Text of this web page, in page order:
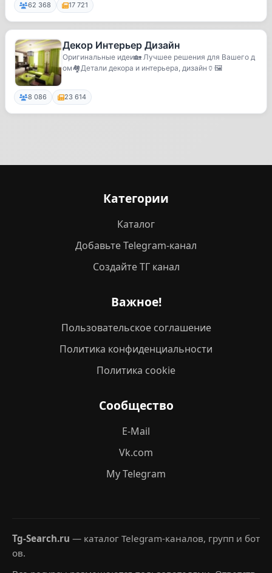
62 368 17 721
Декор Интерьер Дизайн
Оригинальные идеи🏡 Лучшее решения для Вашего д
ом🏘Детали декора и интерьера, дизайн🏺🖼
8 086 23 614
Категории
Каталог
Добавьте Telegram-канал
Создайте ТГ канал
Важное!
Пользовательское соглашение
Политика конфиденциальности
Политика cookie
Сообщество
E-Mail
Vk.com
My Telegram
Tg-Search.ru — каталог Telegram-каналов, групп и бот
ов.